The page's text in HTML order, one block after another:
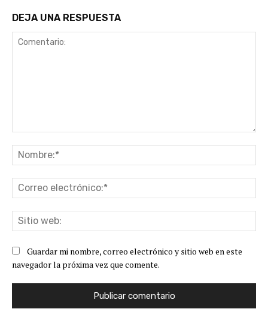
DEJA UNA RESPUESTA
Guardar mi nombre, correo electrónico y sitio web en este
navegador la próxima vez que comente.